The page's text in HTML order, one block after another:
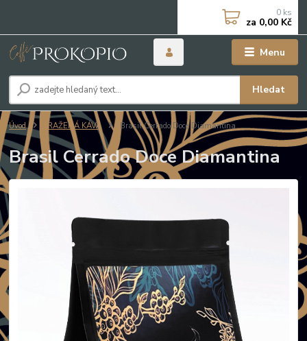
Menu
Hledat
0 ks
za 0,00 Kč
Úvod PRAŽENÁ KÁVA Brasil Cerrado Doce Diamantina
Brasil Cerrado Doce Diamantina